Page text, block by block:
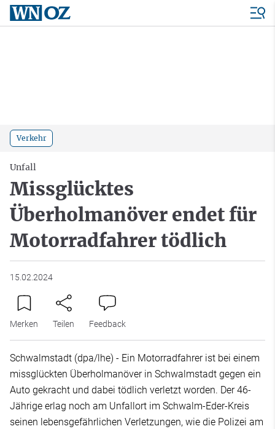
Verkehr
Unfall
Missglücktes
Überholmanöver endet für
Motorradfahrer tödlich
15.02.2024
Merken Teilen Feedback
Schwalmstadt (dpa/lhe) - Ein Motorradfahrer ist bei einem
missglückten Überholmanöver in Schwalmstadt gegen ein
Auto gekracht und dabei tödlich verletzt worden. Der 46-
Jährige erlag noch am Unfallort im Schwalm-Eder-Kreis
seinen lebensgefährlichen Verletzungen, wie die Polizei am